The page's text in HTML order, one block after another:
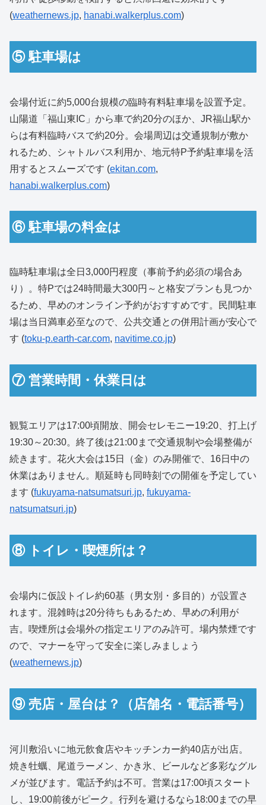
(weathernews.jp, hanabi.walkerplus.com)
⑤ 駐車場は
会場付近に約5,000台規模の臨時有料駐車場を設置予定。
山陽道「福山東IC」から車で約20分のほか、JR福山駅か
らは有料臨時バスで約20分。会場周辺は交通規制が敷か
れるため、シャトルバス利用か、地元特P予約駐車場を活
用するとスムーズです (ekitan.com,
hanabi.walkerplus.com)
⑥ 駐車場の料金は
臨時駐車場は全日3,000円程度（事前予約必須の場合あ
り）。特Pでは24時間最大300円～と格安プランも見つか
るため、早めのオンライン予約がおすすめです。民間駐車
場は当日満車必至なので、公共交通との併用計画が安心で
す (toku-p.earth-car.com, navitime.co.jp)
⑦ 営業時間・休業日は
観覧エリアは17:00頃開放、開会セレモニー19:20、打上げ
19:30～20:30。終了後は21:00まで交通規制や会場整備が
続きます。花火大会は15日（金）のみ開催で、16日中の
休業はありません。順延時も同時刻での開催を予定してい
ます (fukuyama-natsumatsuri.jp, fukuyama-
natsumatsuri.jp)
⑧ トイレ・喫煙所は？
会場内に仮設トイレ約60基（男女別・多目的）が設置さ
れます。混雑時は20分待ちもあるため、早めの利用が
吉。喫煙所は会場外の指定エリアのみ許可。場内禁煙です
ので、マナーを守って安全に楽しみましょう
(weathernews.jp)
⑨ 売店・屋台は？（店舗名・電話番号）
河川敷沿いに地元飲食店やキッチンカー約40店が出店。
焼き牡蠣、尾道ラーメン、かき氷、ビールなど多彩なグル
メが並びます。電話予約は不可。営業は17:00頃スタート
し、19:00前後がピーク。行列を避けるなら18:00までの早